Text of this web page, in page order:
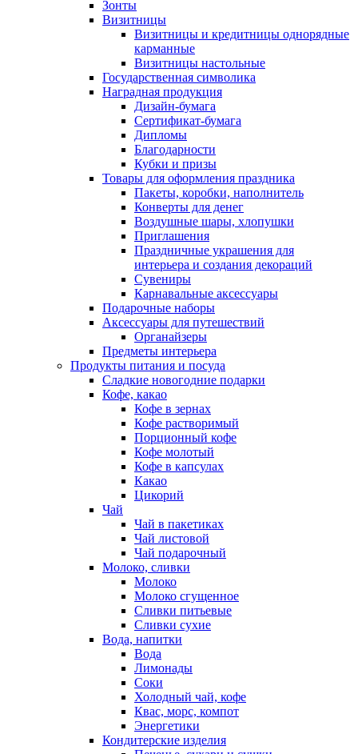
Зонты
Визитницы
Визитницы и кредитницы однорядные
карманные
Визитницы настольные
Государственная символика
Наградная продукция
Дизайн-бумага
Сертификат-бумага
Дипломы
Благодарности
Кубки и призы
Товары для оформления праздника
Пакеты, коробки, наполнитель
Конверты для денег
Воздушные шары, хлопушки
Приглашения
Праздничные украшения для
интерьера и создания декораций
Сувениры
Карнавальные аксессуары
Подарочные наборы
Аксессуары для путешествий
Органайзеры
Предметы интерьера
Продукты питания и посуда
Сладкие новогодние подарки
Кофе, какао
Кофе в зернах
Кофе растворимый
Порционный кофе
Кофе молотый
Кофе в капсулах
Какао
Цикорий
Чай
Чай в пакетиках
Чай листовой
Чай подарочный
Молоко, сливки
Молоко
Молоко сгущенное
Сливки питьевые
Сливки сухие
Вода, напитки
Вода
Лимонады
Соки
Холодный чай, кофе
Квас, морс, компот
Энергетики
Кондитерские изделия